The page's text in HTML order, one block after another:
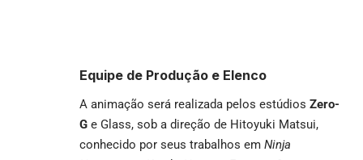
Equipe de Produção e Elenco
A animação será realizada pelos estúdios Zero-
G e Glass, sob a direção de Hitoyuki Matsui,
conhecido por seus trabalhos em Ninja